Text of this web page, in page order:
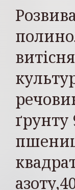
ґрунту